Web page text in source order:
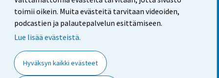
toimii oikein. Muita evästeitä tarvitaan videoiden,
podcastien ja palautepalvelun esittämiseen.
Lue lisää evästeistä.
Hyväksyn kaikki evästeet
Käyttöehdot
Saavutettavuus
Tietoa sivustosta